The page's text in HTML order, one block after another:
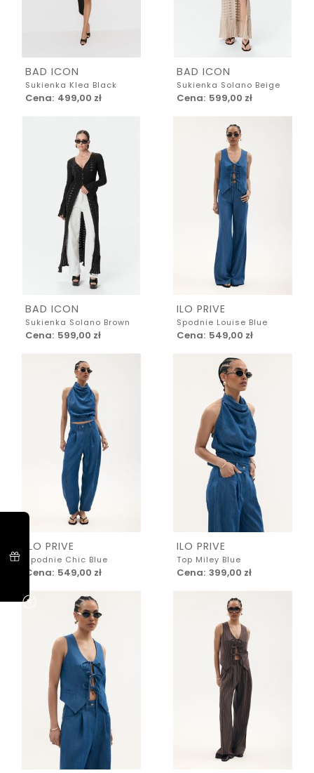
BAD ICON
Sukienka Klea Black
Cena: 499,00 zł
BAD ICON
Sukienka Solano Beige
Cena: 599,00 zł
BAD ICON
Sukienka Solano Brown
Cena: 599,00 zł
ILO PRIVE
Spodnie Louise Blue
Cena: 549,00 zł
ILO PRIVE
Spodnie Chic Blue
Cena: 549,00 zł
ILO PRIVE
Top Miley Blue
Cena: 399,00 zł